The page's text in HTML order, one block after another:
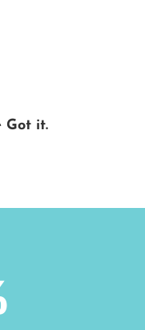
Got it.